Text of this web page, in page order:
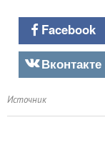
Facebook
Вконтакте
Источник